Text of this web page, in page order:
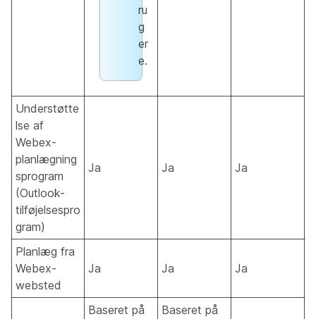
ru
g
er
e.
Understøtte
lse af
Webex-
planlægning
sprogram
(Outlook-
tilføjelsespro
gram)
Ja Ja Ja
Planlæg fra
Webex-
websted
Ja Ja Ja
Baseret på
Baseret på